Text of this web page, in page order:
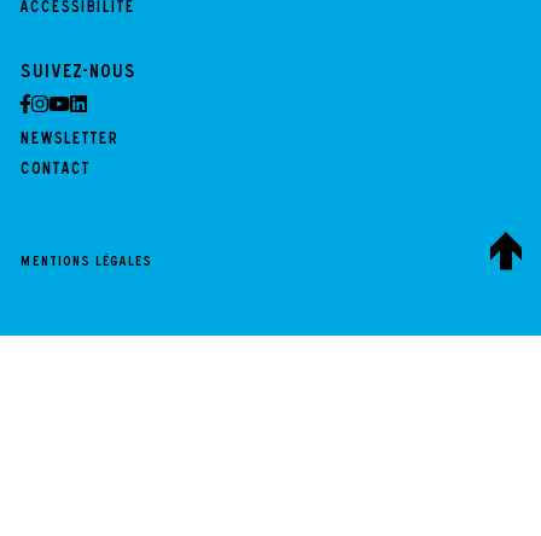
Accessibilité
Suivez-nous
Newsletter
Contact
Mentions légales